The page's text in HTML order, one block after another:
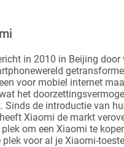
in 2010 in Beijing door
voor mobiel internet
het
Sinds de introductie van
Xiaomi de markt
om een Xiaomi te
plek voor al je Xiaomi-